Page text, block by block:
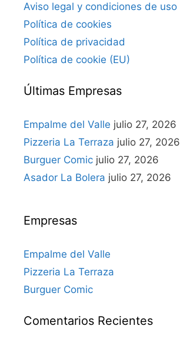
Aviso legal y condiciones de uso
Política de cookies
Política de privacidad
Política de cookie (EU)
Últimas Empresas
Empalme del Valle julio 27, 2026
Pizzeria La Terraza julio 27, 2026
Burguer Comic julio 27, 2026
Asador La Bolera julio 27, 2026
Empresas
Empalme del Valle
Pizzeria La Terraza
Burguer Comic
Comentarios Recientes